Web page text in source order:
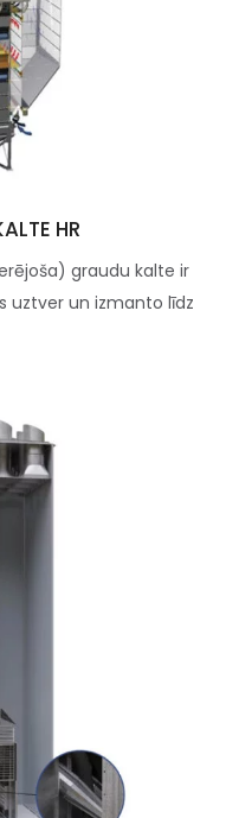
HR
graudu kalte ir
uztver un izmanto līdz